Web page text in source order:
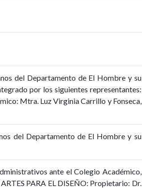
del Departamento de El Hombre y su
por los siguientes representantes:
Mtra. Luz Virginia Carrillo y Fonseca,
del Departamento de El Hombre y su
ante el Colegio Académico,
PARA EL DISEÑO: Propietario: Dr.